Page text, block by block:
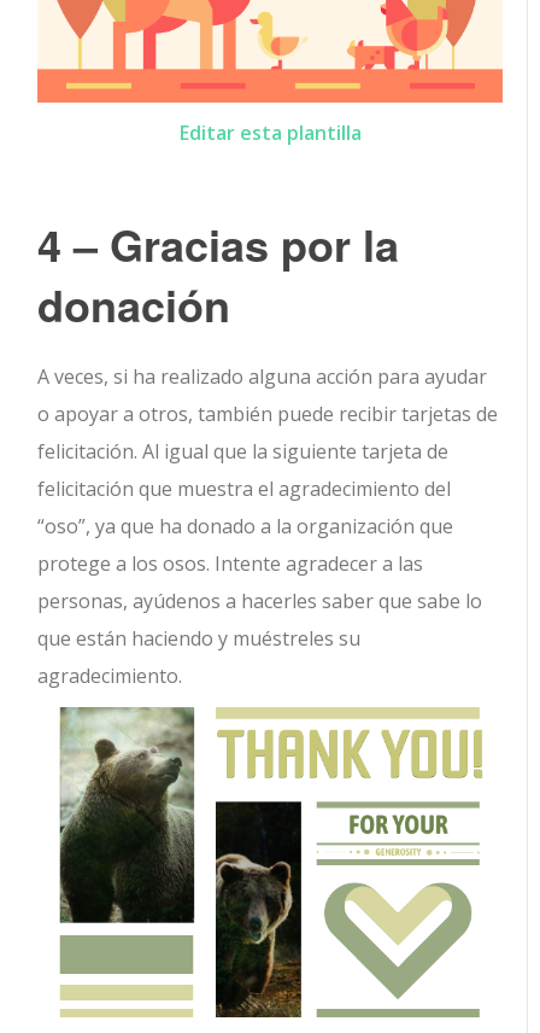
Editar esta plantilla
4 – Gracias por la
donación
A veces, si ha realizado alguna acción para ayudar
o apoyar a otros, también puede recibir tarjetas de
felicitación. Al igual que la siguiente tarjeta de
felicitación que muestra el agradecimiento del
“oso”, ya que ha donado a la organización que
protege a los osos. Intente agradecer a las
personas, ayúdenos a hacerles saber que sabe lo
que están haciendo y muéstreles su
agradecimiento.